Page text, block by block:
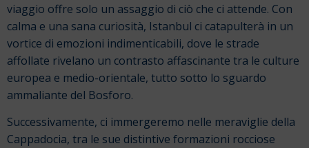
viaggio offre solo un assaggio di ciò che ci attende. Con
calma e una sana curiosità, Istanbul ci catapulterà in un
vortice di emozioni indimenticabili, dove le strade
affollate rivelano un contrasto affascinante tra le culture
europea e medio-orientale, tutto sotto lo sguardo
ammaliante del Bosforo.
Successivamente, ci immergeremo nelle meraviglie della
Cappadocia, tra le sue distintive formazioni rocciose